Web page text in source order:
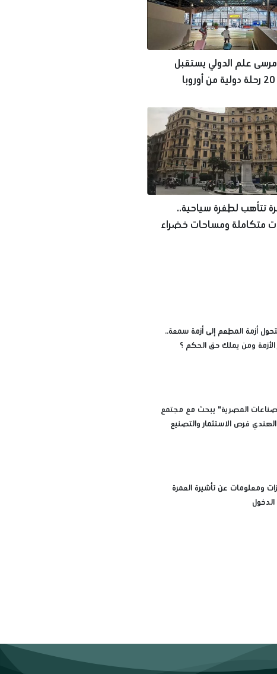
علم الدولي يستقبل
تتأهب لطفرة سياحية..
متكاملة ومساحات خضراء
أزمة المطعم إلى أزمة سمعة..
الأزمة ومن يملك حق الحكم ؟
المصرية" يبحث مع مجتمع
الهندي فرص الاستثمار والتصنيع
ومعلومات عن تأشيرة العمرة